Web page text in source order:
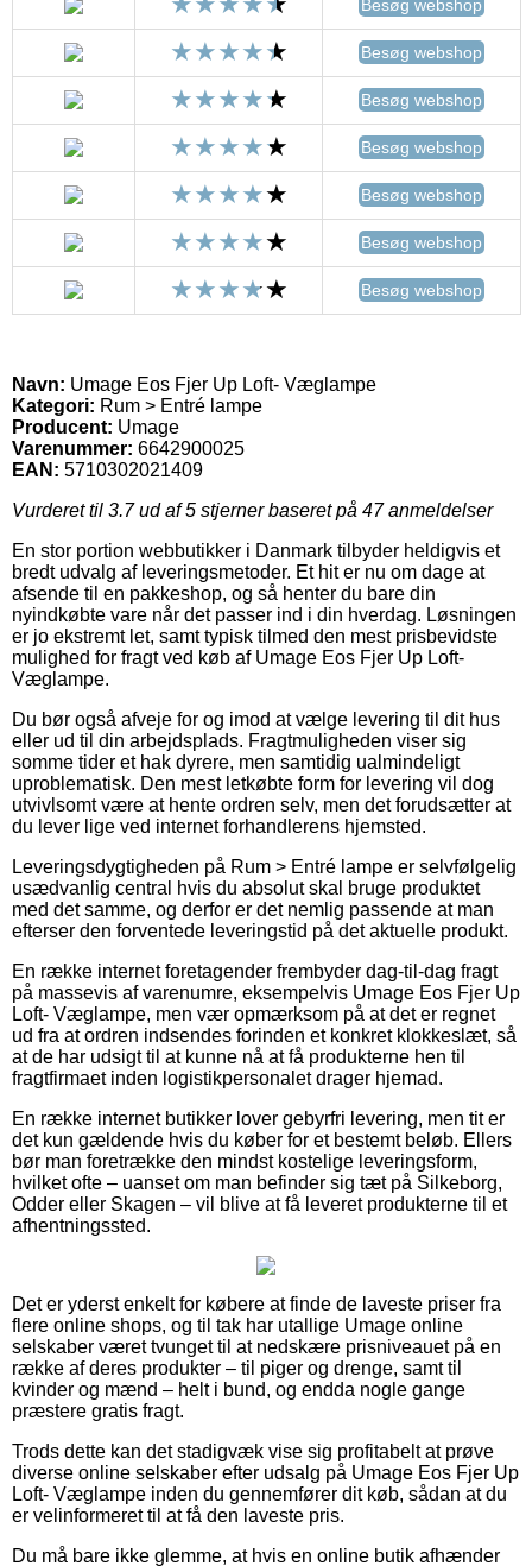
Besøg webshop
Besøg webshop
Besøg webshop
Besøg webshop
Besøg webshop
Besøg webshop
Besøg webshop
Navn: Umage Eos Fjer Up Loft- Væglampe
Kategori: Rum > Entré lampe
Producent: Umage
Varenummer: 6642900025
EAN: 5710302021409
Vurderet til 3.7ud af 5 stjerner baseret på 47anmeldelser
En stor portion webbutikker i Danmark tilbyder heldigvis et
bredt udvalg af leveringsmetoder. Et hit er nu om dage at
afsende til en pakkeshop, og så henter du bare din
nyindkøbte vare når det passer ind i din hverdag. Løsningen
er jo ekstremt let, samt typisk tilmed den mest prisbevidste
mulighed for fragt ved køb af Umage Eos Fjer Up Loft-
Væglampe.
Du bør også afveje for og imod at vælge levering til dit hus
eller ud til din arbejdsplads. Fragtmuligheden viser sig
somme tider et hak dyrere, men samtidig ualmindeligt
uproblematisk. Den mest letkøbte form for levering vil dog
utvivlsomt være at hente ordren selv, men det forudsætter at
du lever lige ved internet forhandlerens hjemsted.
Leveringsdygtigheden på Rum > Entré lampe er selvfølgelig
usædvanlig central hvis du absolut skal bruge produktet
med det samme, og derfor er det nemlig passende at man
efterser den forventede leveringstid på det aktuelle produkt.
En række internet foretagender frembyder dag-til-dag fragt
på massevis af varenumre, eksempelvis Umage Eos Fjer Up
Loft- Væglampe, men vær opmærksom på at det er regnet
ud fra at ordren indsendes forinden et konkret klokkeslæt, så
at de har udsigt til at kunne nå at få produkterne hen til
fragtfirmaet inden logistikpersonalet drager hjemad.
En række internet butikker lover gebyrfri levering, men tit er
det kun gældende hvis du køber for et bestemt beløb. Ellers
bør man foretrække den mindst kostelige leveringsform,
hvilket ofte – uanset om man befinder sig tæt på Silkeborg,
Odder eller Skagen – vil blive at få leveret produkterne til et
afhentningssted.
Det er yderst enkelt for købere at finde de laveste priser fra
flere online shops, og til tak har utallige Umage online
selskaber været tvunget til at nedskære prisniveauet på en
række af deres produkter – til piger og drenge, samt til
kvinder og mænd – helt i bund, og endda nogle gange
præstere gratis fragt.
Trods dette kan det stadigvæk vise sig profitabelt at prøve
diverse online selskaber efter udsalg på Umage Eos Fjer Up
Loft- Væglampe inden du gennemfører dit køb, sådan at du
er velinformeret til at få den laveste pris.
Du må bare ikke glemme, at hvis en online butik afhænder